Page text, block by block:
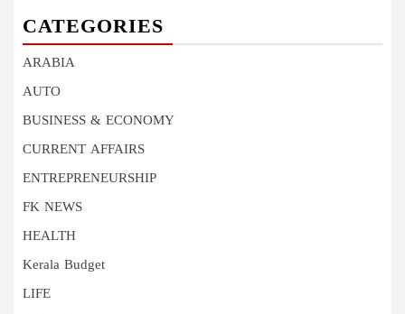
CATEGORIES
ARABIA
AUTO
BUSINESS & ECONOMY
CURRENT AFFAIRS
ENTREPRENEURSHIP
FK NEWS
HEALTH
Kerala Budget
LIFE